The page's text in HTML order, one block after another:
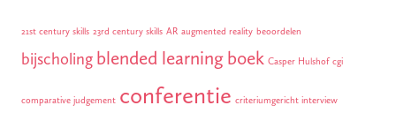
21st century skills 23rd century skills AR augmented reality beoordelen
bijscholing blended learningboek Casper Hulshof cgi
comparative judgement conferentie criteriumgericht interview